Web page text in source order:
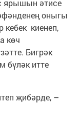
ярышын әтисе
оныгы
кебек киенеп,
көч
Бигрәк
бүләк итте
җибәрде, –